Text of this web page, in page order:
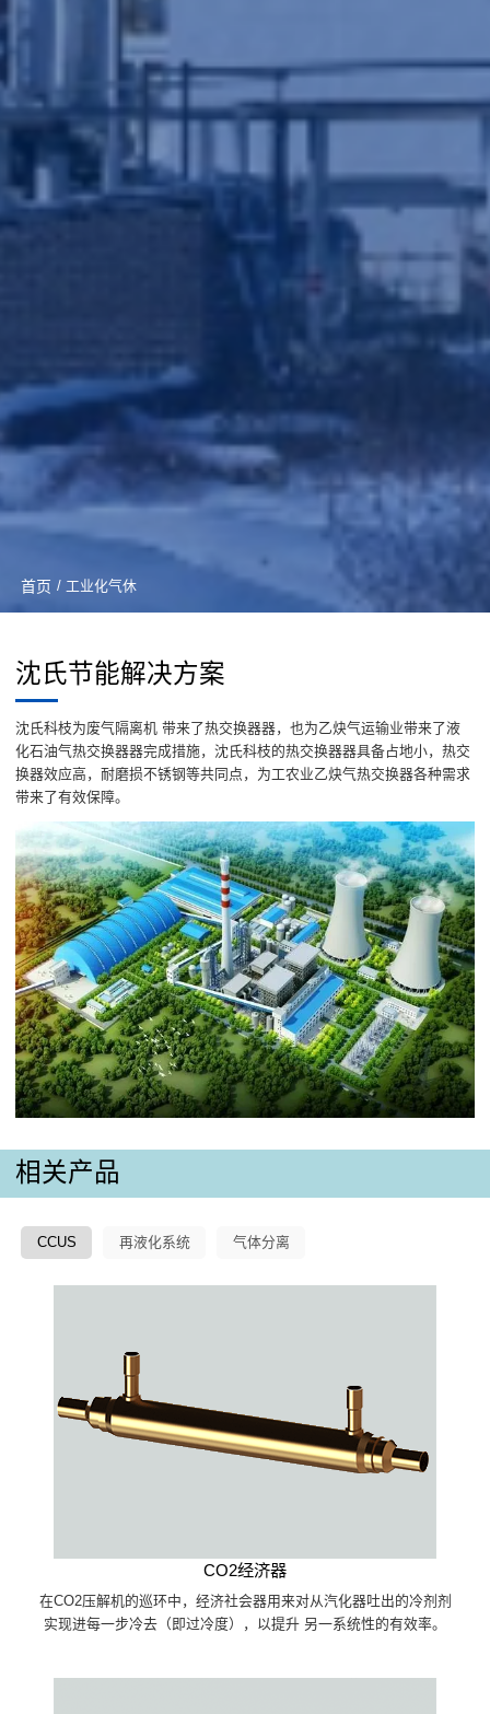
首页 / 工业化气休
沈氏节能解决方案
沈氏科枝为废气隔离机 带来了热交换器器，也为乙炔气运输业带来了液
化石油气热交换器器完成措施，沈氏科枝的热交换器器具备占地小，热交
换器效应高，耐磨损不锈钢等共同点，为工农业乙炔气热交换器各种需求
带来了有效保障。
相关产品
CCUS 再液化系统 气体分离
CO2经济器
在CO2压解机的巡环中，经济社会器用来对从汽化器吐出的冷剂剂
实现进每一步冷去（即过冷度），以提升 另一系统性的有效率。